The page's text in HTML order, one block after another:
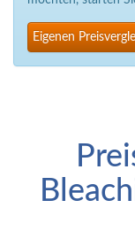
Eigenen